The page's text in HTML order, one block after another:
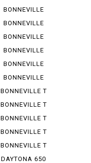
BONNEVILLE
BONNEVILLE
SPEED MA
BONNEVILLE
SPEEDM...
BONNEVILLE
790
BONNEVILLE
865
BONNEVILLE
BO BAR
BONNEVILLE T
100
BONNEVILLE T
100 B...
BONNEVILLE T
100 I...
BONNEVILLE T
120
BONNEVILLE T
140
DAYTONA 650